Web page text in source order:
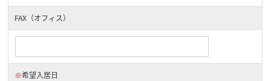
FAX（オフィス）
※希望入居日